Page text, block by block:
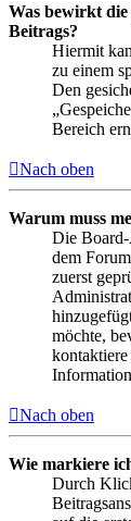
Was bewirkt die
Beitrags?
Hiermit
zu einem
Den
Bereich
Nach oben
Warum muss
Die Board-
dem
zuerst
möchte,
Nach oben
Wie markiere
Durch